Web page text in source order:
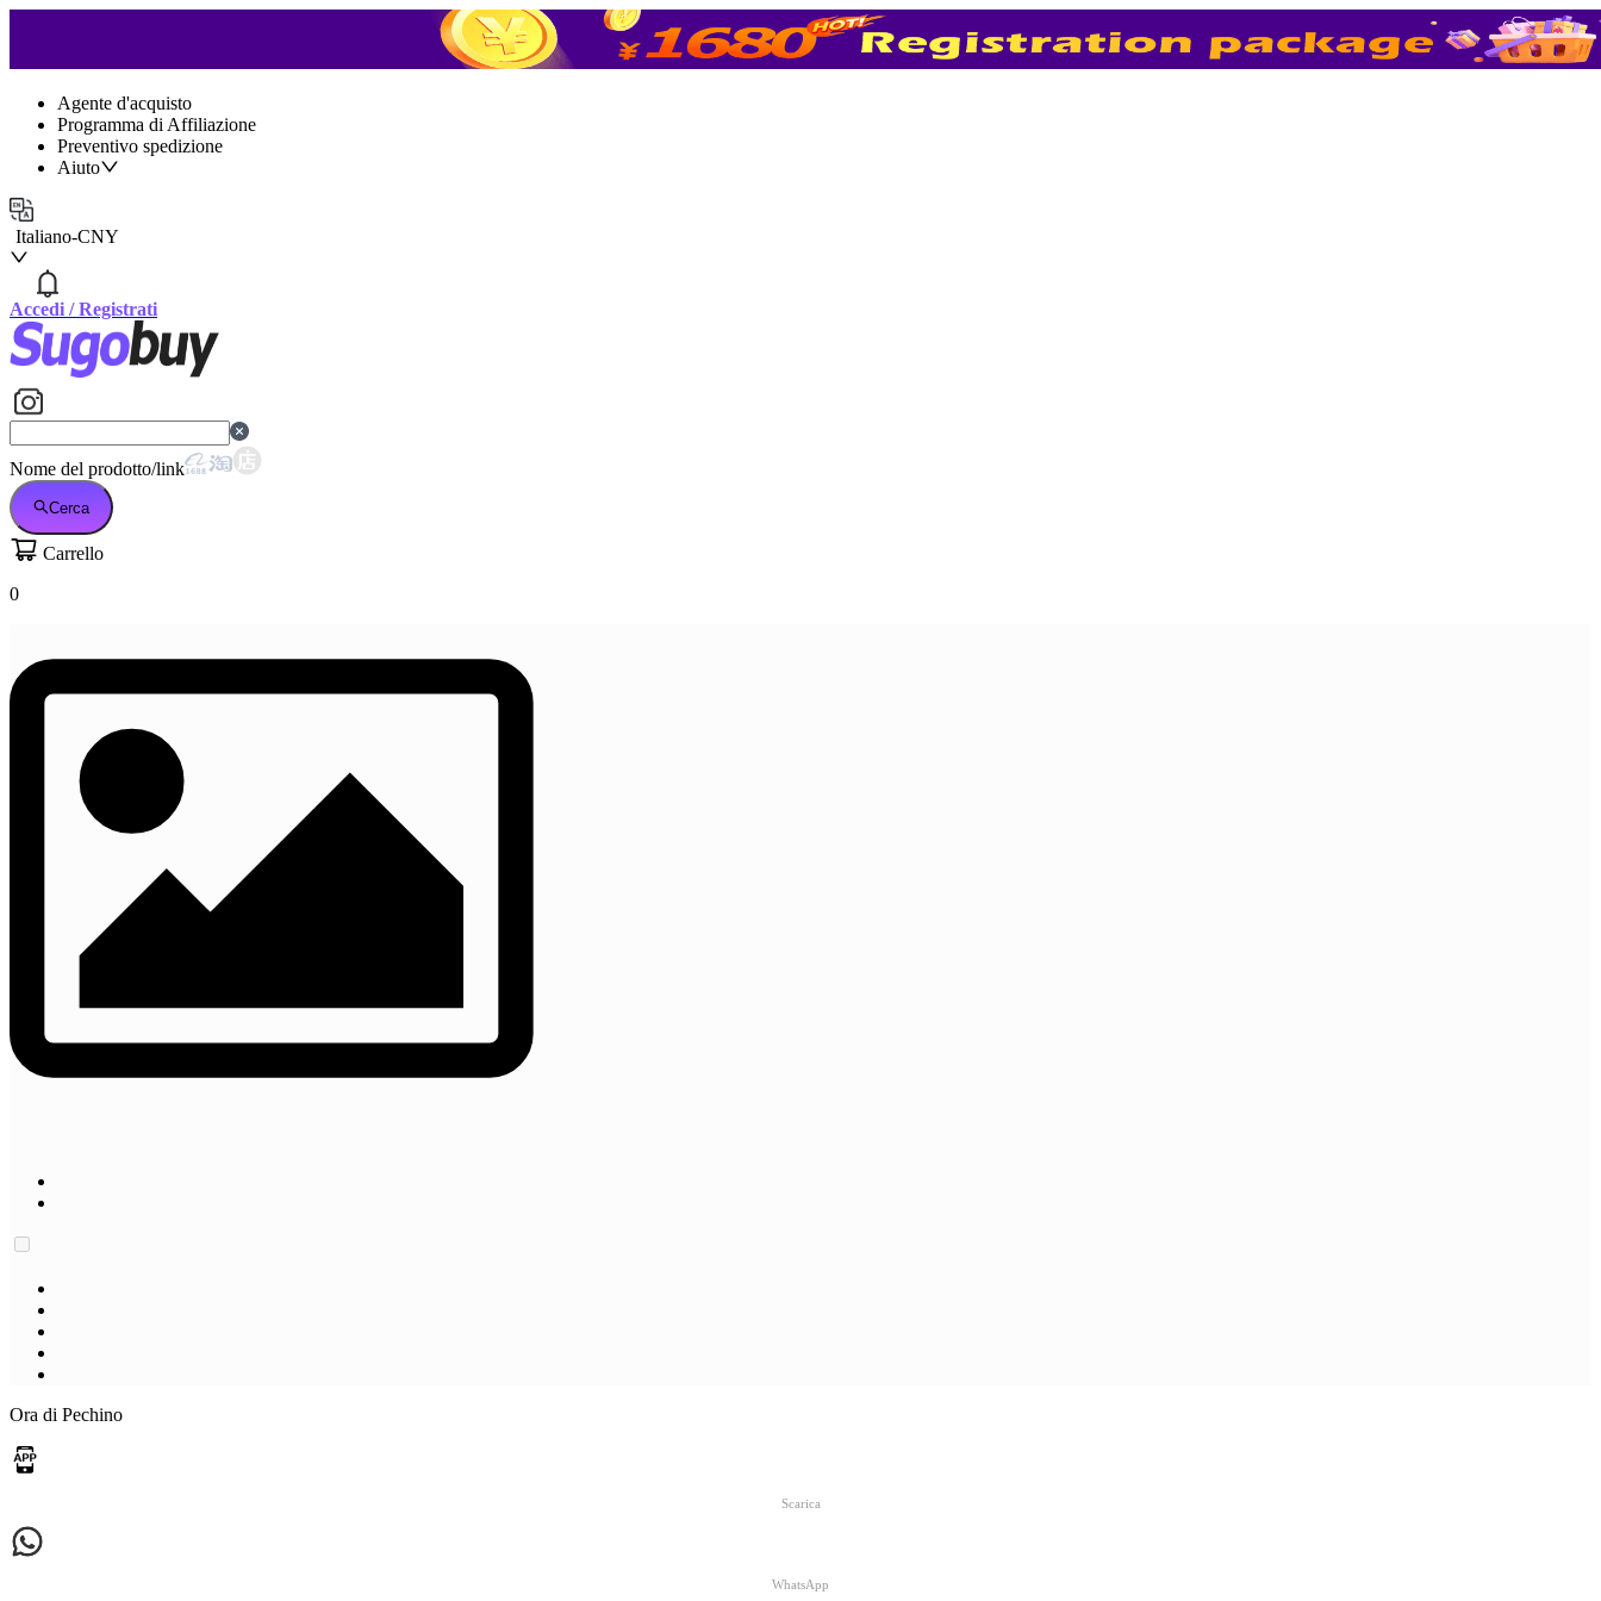
Agente d'acquisto
Programma di Affiliazione
Preventivo spedizione
Aiuto
Italiano-CNY
Accedi /Registrati
Nome del prodotto/link
Cerca
Carrello
0
Ora di Pechino
Scarica
WhatsApp